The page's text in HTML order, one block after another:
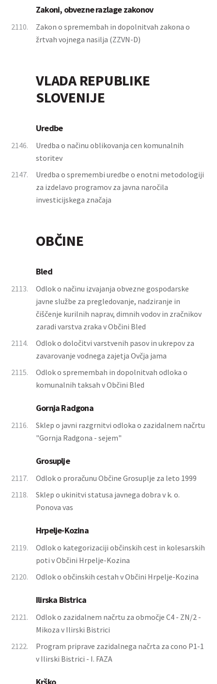
Zakoni, obvezne razlage zakonov
2110.
Zakon o spremembah in dopolnitvah zakona o
žrtvah vojnega nasilja (ZZVN-D)
VLADA REPUBLIKE
SLOVENIJE
Uredbe
2146.
Uredba o načinu oblikovanja cen komunalnih
storitev
2147.
Uredba o spremembi uredbe o enotni metodologiji
za izdelavo programov za javna naročila
investicijskega značaja
OBČINE
Bled
2113.
Odlok o načinu izvajanja obvezne gospodarske
javne službe za pregledovanje, nadziranje in
čiščenje kurilnih naprav, dimnih vodov in zračnikov
zaradi varstva zraka v Občini Bled
2114.
Odlok o določitvi varstvenih pasov in ukrepov za
zavarovanje vodnega zajetja Ovčja jama
2115.
Odlok o spremembah in dopolnitvah odloka o
komunalnih taksah v Občini Bled
Gornja Radgona
2116.
Sklep o javni razgrnitvi odloka o zazidalnem načrtu
"Gornja Radgona - sejem"
Grosuplje
2117.
Odlok o proračunu Občine Grosuplje za leto 1999
2118.
Sklep o ukinitvi statusa javnega dobra v k. o.
Ponova vas
Hrpelje-Kozina
2119.
Odlok o kategorizaciji občinskih cest in kolesarskih
poti v Občini Hrpelje-Kozina
2120.
Odlok o občinskih cestah v Občini Hrpelje-Kozina
Ilirska Bistrica
2121.
Odlok o zazidalnem načrtu za območje C4 - ZN/2 -
Mikoza v Ilirski Bistrici
2122.
Program priprave zazidalnega načrta za cono P1-1
v Ilirski Bistrici - I. FAZA